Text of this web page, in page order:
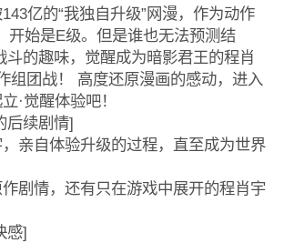
亿的“我独自升级”网漫，作为动作
开始是E级。但是谁也无法预测结
斗的趣味，觉醒成为暗影君王的程肖
组团战！ 高度还原漫画的感动，进入
·觉醒体验吧！
后续剧情]
亲自体验升级的过程，直至成为世界
剧情，还有只在游戏中展开的程肖宇
感]